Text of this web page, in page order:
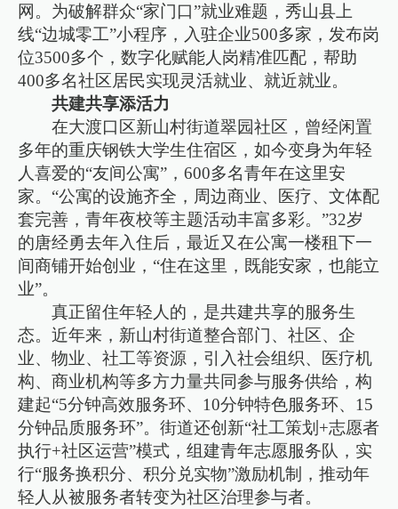
网。为破解群众“家门口”就业难题，秀山县上
线“边城零工”小程序，入驻企业500多家，发布岗
位3500多个，数字化赋能人岗精准匹配，帮助
400多名社区居民实现灵活就业、就近就业。
共建共享添活力
在大渡口区新山村街道翠园社区，曾经闲置
多年的重庆钢铁大学生住宿区，如今变身为年轻
人喜爱的“友间公寓”，600多名青年在这里安
家。“公寓的设施齐全，周边商业、医疗、文体配
套完善，青年夜校等主题活动丰富多彩。”32岁
的唐经勇去年入住后，最近又在公寓一楼租下一
间商铺开始创业，“住在这里，既能安家，也能立
业”。
真正留住年轻人的，是共建共享的服务生
态。近年来，新山村街道整合部门、社区、企
业、物业、社工等资源，引入社会组织、医疗机
构、商业机构等多方力量共同参与服务供给，构
建起“5分钟高效服务环、10分钟特色服务环、15
分钟品质服务环”。街道还创新“社工策划+志愿者
执行+社区运营”模式，组建青年志愿服务队，实
行“服务换积分、积分兑实物”激励机制，推动年
轻人从被服务者转变为社区治理参与者。